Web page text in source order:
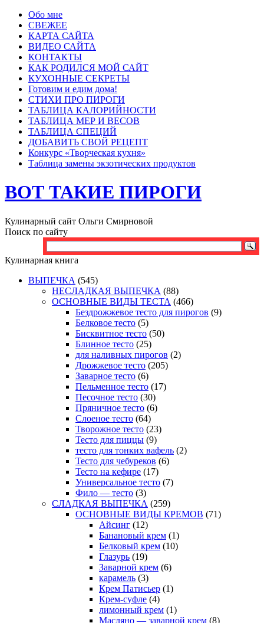
Обо мне
СВЕЖЕЕ
КАРТА САЙТА
ВИДЕО САЙТА
КОНТАКТЫ
КАК РОДИЛСЯ МОЙ САЙТ
КУХОННЫЕ СЕКРЕТЫ
Готовим и едим дома!
СТИХИ ПРО ПИРОГИ
ТАБЛИЦА КАЛОРИЙНОСТИ
ТАБЛИЦА МЕР И ВЕСОВ
ТАБЛИЦА СПЕЦИЙ
ДОБАВИТЬ СВОЙ РЕЦЕПТ
Конкурс «Творческая кухня»
Таблица замены экзотических продуктов
ВОТ ТАКИЕ ПИРОГИ
Кулинарный сайт Ольги Смирновой
Поиск по сайту
Кулинарная книга
ВЫПЕЧКА (545)
НЕСЛАДКАЯ ВЫПЕЧКА (88)
ОСНОВНЫЕ ВИДЫ ТЕСТА (466)
Бездрожжевое тесто для пирогов (9)
Белковое тесто (5)
Бисквитное тесто (50)
Блинное тесто (25)
для наливных пирогов (2)
Дрожжевое тесто (205)
Заварное тесто (6)
Пельменное тесто (17)
Песочное тесто (30)
Пряничное тесто (6)
Слоеное тесто (64)
Творожное тесто (23)
Тесто для пиццы (9)
тесто для тонких вафель (2)
Тесто для чебуреков (6)
Тесто на кефире (17)
Универсальное тесто (7)
Фило — тесто (3)
СЛАДКАЯ ВЫПЕЧКА (259)
ОСНОВНЫЕ ВИДЫ КРЕМОВ (71)
Айсинг (12)
Банановый крем (1)
Белковый крем (10)
Глазурь (19)
Заварной крем (6)
карамель (3)
Крем Патисьер (1)
Крем-суфле (4)
лимонный крем (1)
Масляно — заварной крем (8)